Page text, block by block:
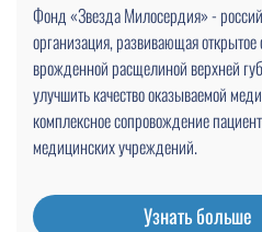
Фонд «Звезда Милосердия» -
организация, развивающая
врожденной расщелиной верхней
улучшить качество оказываемой
комплексное сопровождение
медицинских учреждений.
Узнать больше